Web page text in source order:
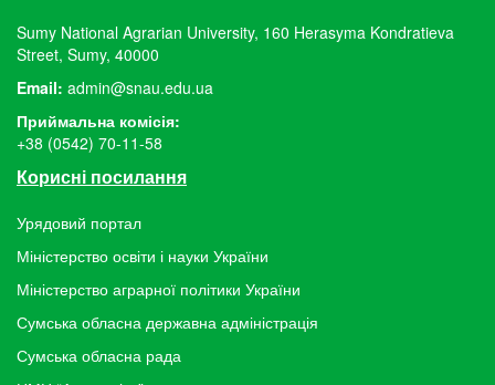
Sumy National Agrarian University, 160 Herasyma Kondratieva
Street, Sumy, 40000
Email: admin@snau.edu.ua
Приймальна комісія:
+38 (0542) 70-11-58
Корисні посилання
Урядовий портал
Міністерство освіти і науки України
Міністерство аграрної політики України
Сумська обласна державна адміністрація
Сумська обласна рада